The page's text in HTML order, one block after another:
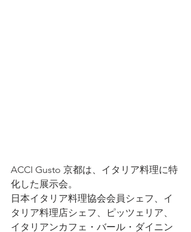
ACCI Gusto 京都は、イタリア料理に特
化した展示会。
日本イタリア料理協会会員シェフ、イ
タリア料理店シェフ、ピッツェリア、
イタリアンカフェ・バール・ダイニン